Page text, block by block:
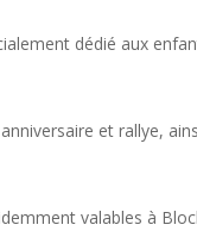
dédié aux
et rallye,
valables à